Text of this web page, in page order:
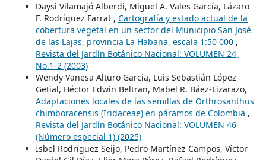
Daysi Vilamajó Alberdi, Miguel A. Vales García, Lázaro
F. Rodríguez Farrat , Cartografía y estado actual de la
cobertura vegetal en un sector del Municipio San José
de las Lajas, provincia La Habana, escala 1:50 000 ,
Revista del Jardín Botánico Nacional: VOLUMEN 24,
No.1-2 (2003)
Wendy Vanesa Alturo Garcia, Luis Sebastián López
Getial, Héctor Edwin Beltran, Mabel R. Báez-Lizarazo,
Adaptaciones locales de las semillas de Orthrosanthus
chimboracensis (Iridaceae) en páramos de Colombia ,
Revista del Jardín Botánico Nacional: VOLUMEN 46
(Número especial 1) (2025)
Isbel Rodríguez Seijo, Pedro Martínez Campos, Víctor